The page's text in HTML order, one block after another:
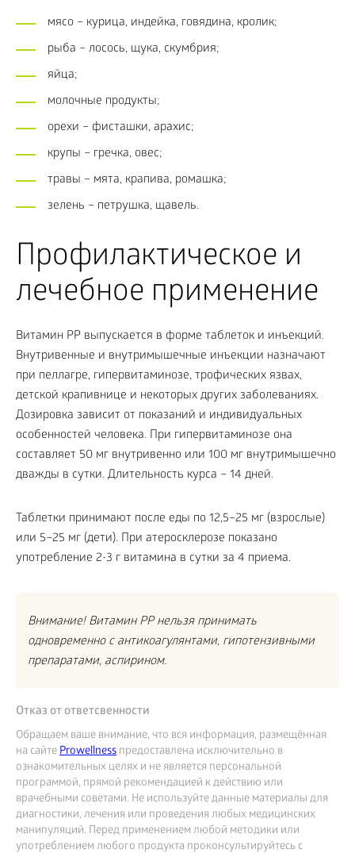
мясо – курица, индейка, говядина, кролик;
рыба – лосось, щука, скумбрия;
яйца;
молочные продукты;
орехи – фисташки, арахис;
крупы – гречка, овес;
травы – мята, крапива, ромашка;
зелень – петрушка, щавель.
Профилактическое и
лечебное применение
Витамин PP выпускается в форме таблеток и инъекций.
Внутривенные и внутримышечные инъекции назначают
при пеллагре, гипервитаминозе, трофических язвах,
детской крапивнице и некоторых других заболеваниях.
Дозировка зависит от показаний и индивидуальных
особенностей человека. При гипервитаминозе она
составляет 50 мг внутривенно или 100 мг внутримышечно
дважды в сутки. Длительность курса – 14 дней.
Таблетки принимают после еды по 12,5–25 мг (взрослые)
или 5–25 мг (дети). При атеросклерозе показано
употребление 2-3 г витамина в сутки за 4 приема.
Внимание! Витамин PP нельзя принимать
одновременно с антикоагулянтами, гипотензивными
препаратами, аспирином.
Отказ от ответсвенности
Обращаем ваше внимание, что вся информация, размещённая
на сайтеProwellness предоставлена исключительно в
ознакомительных целях и не является персональной
программой, прямой рекомендацией к действию или
врачебными советами. Не используйте данные материалы для
диагностики, лечения или проведения любых медицинских
манипуляций. Перед применением любой методики или
употреблением любого продукта проконсультируйтесь с